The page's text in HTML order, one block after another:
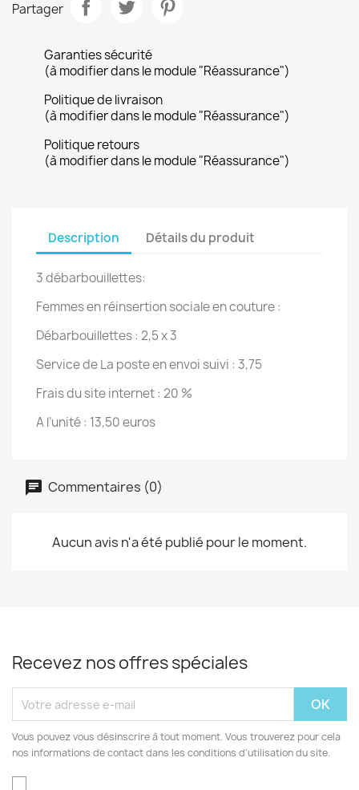
Partager
Garanties sécurité
(à modifier dans le module "Réassurance")
Politique de livraison
(à modifier dans le module "Réassurance")
Politique retours
(à modifier dans le module "Réassurance")
Description Détails du produit
3 débarbouillettes:
Femmes en réinsertion sociale en couture :
Débarbouillettes : 2,5 x 3
Service de La poste en envoi suivi : 3,75
Frais du site internet : 20 %
A l’unité : 13,50 euros
Commentaires (0)
Aucun avis n'a été publié pour le moment.
Recevez nos offres spéciales
Vous pouvez vous désinscrire à tout moment. Vous trouverez pour cela
nos informations de contact dans les conditions d'utilisation du site.